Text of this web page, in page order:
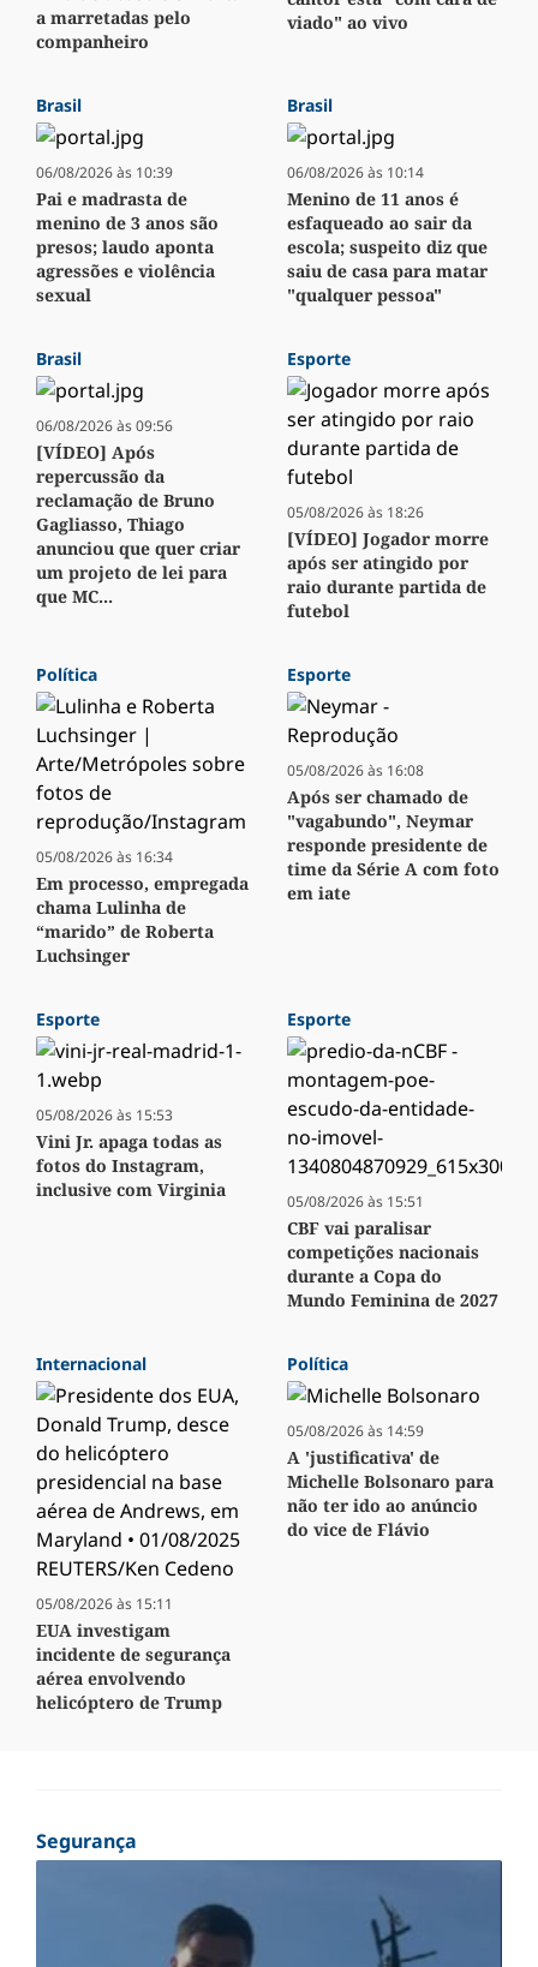
a marretadas pelo
companheiro
viado" ao vivo
Brasil
06/08/2026 às 10:39
Pai e madrasta de
menino de 3 anos são
presos; laudo aponta
agressões e violência
sexual
Brasil
06/08/2026 às 10:14
Menino de 11 anos é
esfaqueado ao sair da
escola; suspeito diz que
saiu de casa para matar
"qualquer pessoa"
Brasil
06/08/2026 às 09:56
[VÍDEO] Após
repercussão da
reclamação de Bruno
Gagliasso, Thiago
anunciou que quer criar
um projeto de lei para
que MC...
Esporte
05/08/2026 às 18:26
[VÍDEO] Jogador morre
após ser atingido por
raio durante partida de
futebol
Política
05/08/2026 às 16:34
Em processo, empregada
chama Lulinha de
“marido” de Roberta
Luchsinger
Esporte
05/08/2026 às 16:08
Após ser chamado de
"vagabundo", Neymar
responde presidente de
time da Série A com foto
em iate
Esporte
05/08/2026 às 15:53
Vini Jr. apaga todas as
fotos do Instagram,
inclusive com Virginia
Esporte
05/08/2026 às 15:51
CBF vai paralisar
competições nacionais
durante a Copa do
Mundo Feminina de 2027
Internacional
05/08/2026 às 15:11
EUA investigam
incidente de segurança
aérea envolvendo
helicóptero de Trump
Política
05/08/2026 às 14:59
A 'justificativa' de
Michelle Bolsonaro para
não ter ido ao anúncio
do vice de Flávio
Segurança